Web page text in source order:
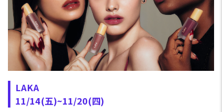
LAKA
11/14(五)~11/20(四)